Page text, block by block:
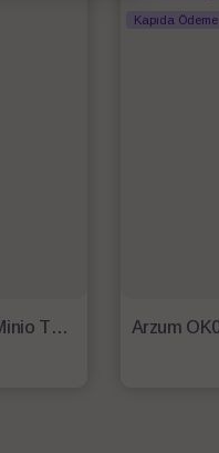
Arzum OK004-G OKKA Minio Türk Kahvesi Makinesi Gün Batımı
Kapıda Ödeme